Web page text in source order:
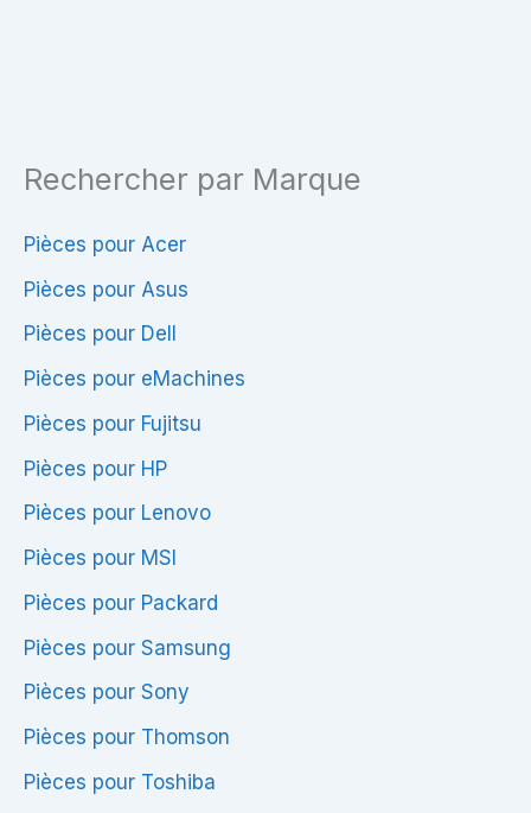
Rechercher par Marque
Pièces pour Acer
Pièces pour Asus
Pièces pour Dell
Pièces pour eMachines
Pièces pour Fujitsu
Pièces pour HP
Pièces pour Lenovo
Pièces pour MSI
Pièces pour Packard
Pièces pour Samsung
Pièces pour Sony
Pièces pour Thomson
Pièces pour Toshiba